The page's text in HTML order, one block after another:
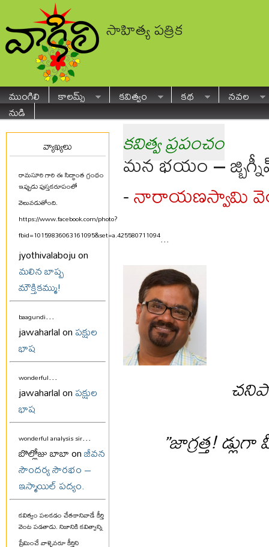
సాహిత్య పత్రిక
ముంగిలి కాలమ్స్ కవిత్వం కథ
నవల
నుడి
వ్యాఖ్యలు
రామసూరి గారి ఈ సిద్ధాంత గ్రంథం
ఇప్పుడు పుస్తకరూపంలో
వెలువడుతోంది.
https://www.facebook.com/photo?
fbid=10159836063161095&set=a.425580711094...
jyothivalaboju on
మలిన బాష్ప
మౌక్తికమ్ము!
baagundi...
jawaharlal onపక్షుల
భాష
wonderful...
jawaharlal onపక్షుల
భాష
wonderful analysis sir...
బొల్లోజు బాబా onజీవన
సౌందర్య సౌరభం –
ఇస్మాయిల్ పద్యం.
కవిత్వం పలకడం చేతకానివాడే కీర్తి
వెంట పడతాడు. నిజానికి కవిత్వాన్ని
కవిత్వ ప్రపంచం
మన భయం –
-నారాయణస్వామి
”జాగ్రత్త!